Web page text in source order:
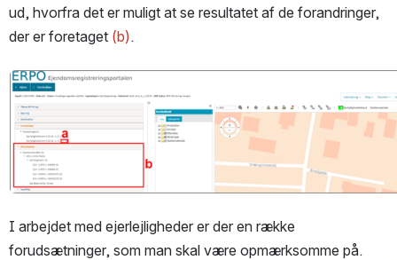
ud, hvorfra det er muligt at se resultatet af de forandringer,
der er foretaget (b).
Open
I arbejdet med ejerlejligheder er der en række
forudsætninger, som man skal være opmærksomme på.